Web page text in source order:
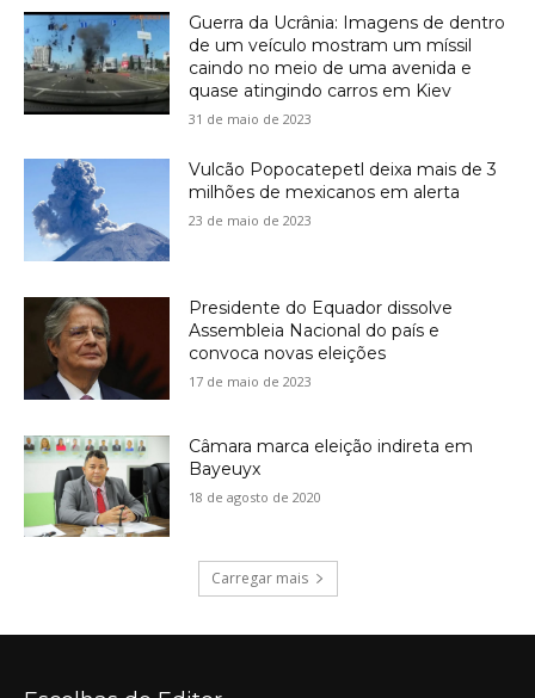
Guerra da Ucrânia: Imagens de dentro
de um veículo mostram um míssil
caindo no meio de uma avenida e
quase atingindo carros em Kiev
31 de maio de 2023
Vulcão Popocatepetl deixa mais de 3
milhões de mexicanos em alerta
23 de maio de 2023
Presidente do Equador dissolve
Assembleia Nacional do país e
convoca novas eleições
17 de maio de 2023
Câmara marca eleição indireta em
Bayeuyx
18 de agosto de 2020
Carregar mais